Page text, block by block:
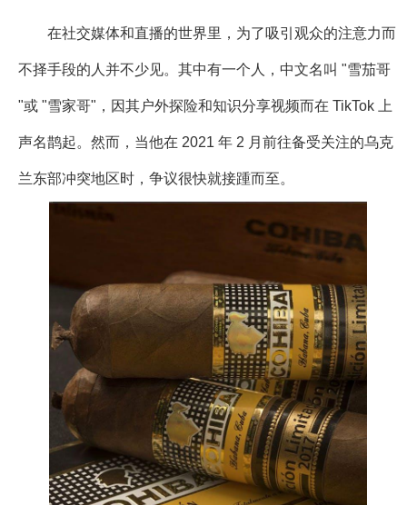
在社交媒体和直播的世界里，为了吸引观众的注意力而
不择手段的人并不少见。其中有一个人，中文名叫 "雪茄哥
"或 "雪家哥"，因其户外探险和知识分享视频而在 TikTok 上
声名鹊起。然而，当他在 2021 年 2 月前往备受关注的乌克
兰东部冲突地区时，争议很快就接踵而至。